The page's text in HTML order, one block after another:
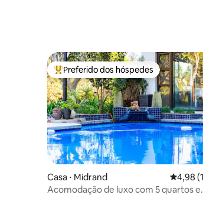
Entre os melhores preferidos dos
Preferido dos hóspedes
Casa ⋅ Midrand 4,98 de
4,98
Acomodação de luxo com 5 quartos